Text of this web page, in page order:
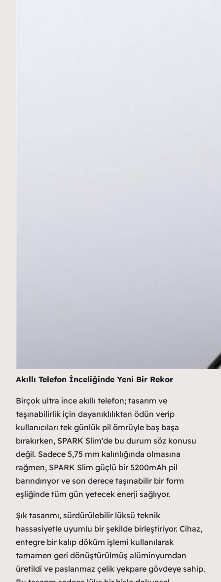
Akıllı Telefon İnceliğinde Yeni Bir Rekor
Birçok ultra ince akıllı telefon; tasarım ve
taşınabilirlik için dayanıklılıktan ödün verip
kullanıcıları tek günlük pil ömrüyle baş başa
bırakırken, SPARK Slim’de bu durum söz konusu
değil. Sadece 5,75 mm kalınlığında olmasına
rağmen, SPARK Slim güçlü bir 5200mAh pil
barındırıyor ve son derece taşınabilir bir form
eşliğinde tüm gün yetecek enerji sağlıyor.
Şık tasarımı, sürdürülebilir lüksü teknik
hassasiyetle uyumlu bir şekilde birleştiriyor. Cihaz,
entegre bir kalıp döküm işlemi kullanılarak
tamamen geri dönüştürülmüş alüminyumdan
üretildi ve paslanmaz çelik yekpare gövdeye sahip.